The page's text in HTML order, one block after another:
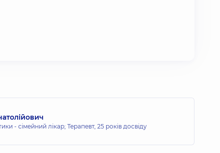
- сімейний лікар; Терапевт, 25 років досвіду